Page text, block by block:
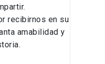
recibirnos en su
amabilidad y